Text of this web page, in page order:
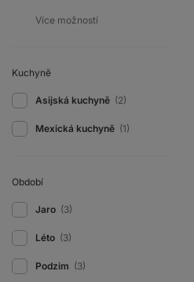
Kuchyně
Asijská kuchyně (2)
Mexická kuchyně (1)
Období
Jaro (3)
Léto (3)
Podzim (3)